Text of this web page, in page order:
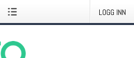
LOGG INN